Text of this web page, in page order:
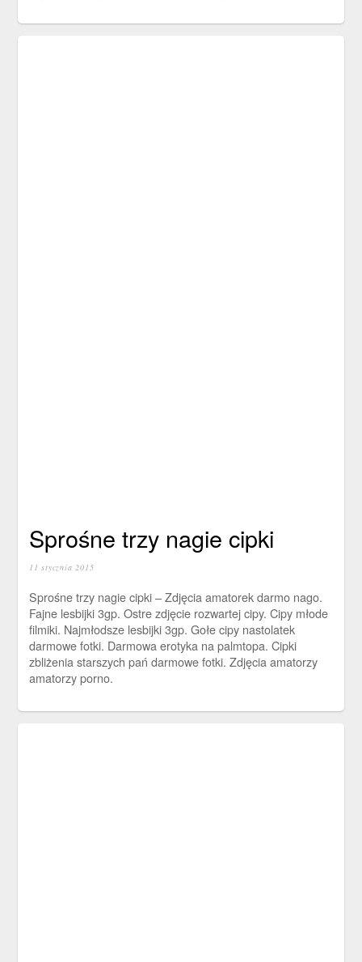
Sprośne trzy nagie cipki
11 stycznia 2015
Sprośne trzy nagie cipki – Zdjęcia amatorek darmo nago.
Fajne lesbijki 3gp. Ostre zdjęcie rozwartej cipy. Cipy młode
filmiki. Najmłodsze lesbijki 3gp. Gołe cipy nastolatek
darmowe fotki. Darmowa erotyka na palmtopa. Cipki
zbliżenia starszych pań darmowe fotki. Zdjęcia amatorzy
amatorzy porno.